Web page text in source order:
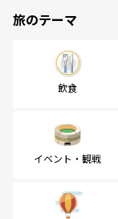
旅のテーマ
飲食
イベント・観戦